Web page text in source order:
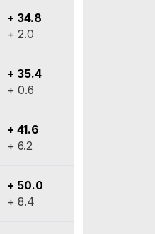
+ 34.8
+ 2.0
+ 35.4
+ 0.6
+ 41.6
+ 6.2
+ 50.0
+ 8.4